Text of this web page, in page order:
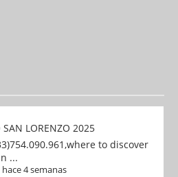
SAN LORENZO 2025
to discover
...
hace 4 semanas